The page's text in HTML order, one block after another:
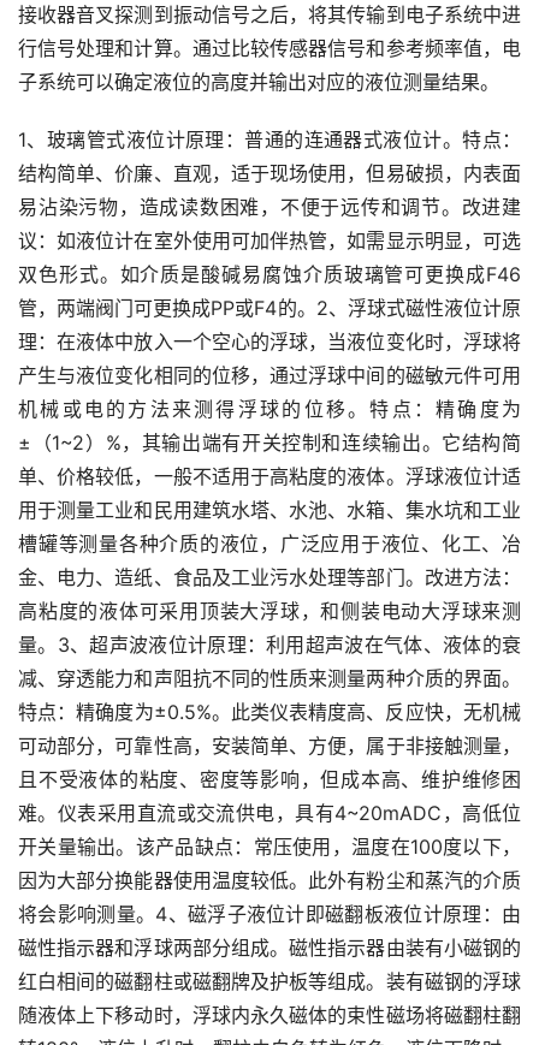
接收器音叉探测到振动信号之后，将其传输到电子系统中进
行信号处理和计算。通过比较传感器信号和参考频率值，电
子系统可以确定液位的高度并输出对应的液位测量结果。
1、玻璃管式液位计原理：普通的连通器式液位计。特点：
结构简单、价廉、直观，适于现场使用，但易破损，内表面
易沾染污物，造成读数困难，不便于远传和调节。改进建
议：如液位计在室外使用可加伴热管，如需显示明显，可选
双色形式。如介质是酸碱易腐蚀介质玻璃管可更换成F46
管，两端阀门可更换成PP或F4的。2、浮球式磁性液位计原
理：在液体中放入一个空心的浮球，当液位变化时，浮球将
产生与液位变化相同的位移，通过浮球中间的磁敏元件可用
机械或电的方法来测得浮球的位移。特点：精确度为
±（1~2）%，其输出端有开关控制和连续输出。它结构简
单、价格较低，一般不适用于高粘度的液体。浮球液位计适
用于测量工业和民用建筑水塔、水池、水箱、集水坑和工业
槽罐等测量各种介质的液位，广泛应用于液位、化工、冶
金、电力、造纸、食品及工业污水处理等部门。改进方法：
高粘度的液体可采用顶装大浮球，和侧装电动大浮球来测
量。3、超声波液位计原理：利用超声波在气体、液体的衰
减、穿透能力和声阻抗不同的性质来测量两种介质的界面。
特点：精确度为±0.5%。此类仪表精度高、反应快，无机械
可动部分，可靠性高，安装简单、方便，属于非接触测量，
且不受液体的粘度、密度等影响，但成本高、维护维修困
难。仪表采用直流或交流供电，具有4~20mADC，高低位
开关量输出。该产品缺点：常压使用，温度在100度以下，
因为大部分换能器使用温度较低。此外有粉尘和蒸汽的介质
将会影响测量。4、磁浮子液位计即磁翻板液位计原理：由
磁性指示器和浮球两部分组成。磁性指示器由装有小磁钢的
红白相间的磁翻柱或磁翻牌及护板等组成。装有磁钢的浮球
随液体上下移动时，浮球内永久磁体的束性磁场将磁翻柱翻